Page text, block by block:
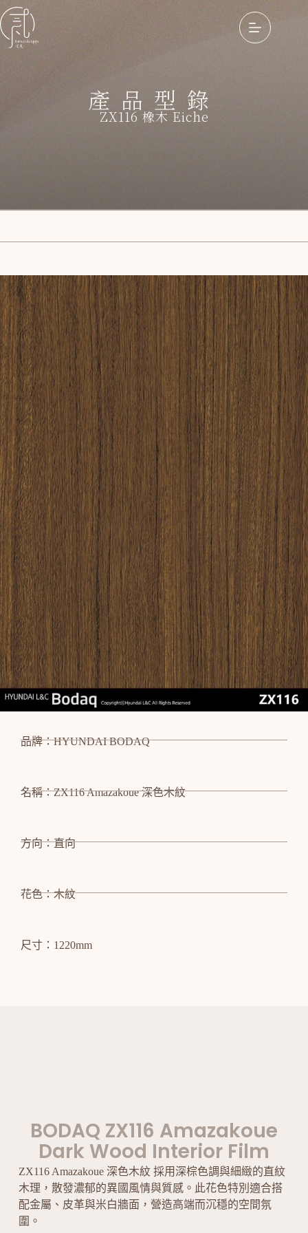
產品型錄
ZX116 橡木 Eiche
品牌：HYUNDAI BODAQ
名稱：ZX116 Amazakoue 深色木紋
方向：直向
花色：木紋
尺寸：1220mm
BODAQ ZX116 Amazakoue
Dark Wood Interior Film
ZX116 Amazakoue 深色木紋 採用深棕色調與細緻的直紋
木理，散發濃郁的異國風情與質感。此花色特別適合搭
配金屬、皮革與米白牆面，營造高端而沉穩的空間氛
圍。